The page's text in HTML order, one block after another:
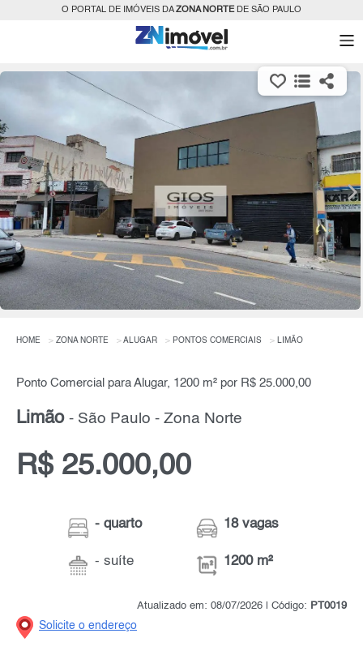
O PORTAL DE IMÓVEIS DAZONA NORTEDE SÃO PAULO
HOME ZONA NORTE ALUGAR PONTOS COMERCIAIS LIMÃO
Ponto Comercial para Alugar, 1200 m² por R$ 25.000,00
Limão - São Paulo - Zona Norte
R$ 25.000,00
- quarto
- suíte
18 vagas
1200 m²
Atualizado em: 08/07/2026 | Código: PT0019
Solicite o endereço